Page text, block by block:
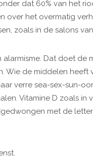
dat 60% van het
over het overmatig
zoals in de salons
alarmisme. Dat doet
Wie de middelen heeft
verre sea-sex-sun-
Vitamine D zoals in
met de